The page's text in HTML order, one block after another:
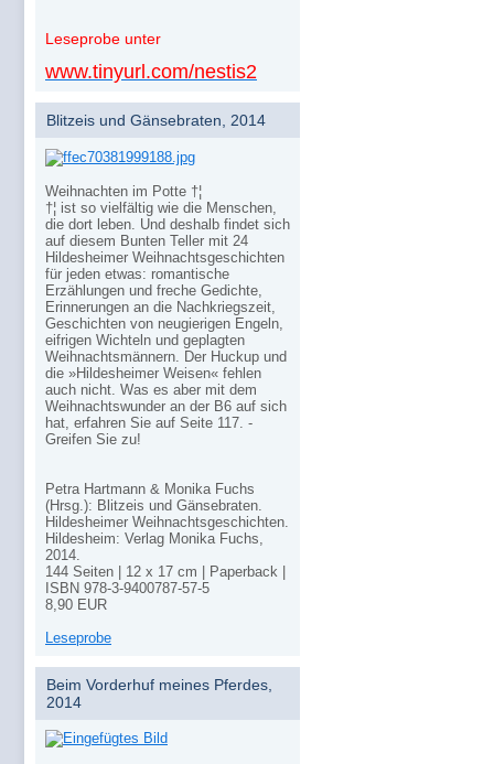
Leseprobe unter
www.tinyurl.com/nestis2
Blitzeis und Gänsebraten, 2014
Weihnachten im Potte †¦
†¦ ist so vielfältig wie die Menschen,
die dort leben. Und deshalb findet sich
auf diesem Bunten Teller mit 24
Hildesheimer Weihnachtsgeschichten
für jeden etwas: romantische
Erzählungen und freche Gedichte,
Erinnerungen an die Nachkriegszeit,
Geschichten von neugierigen Engeln,
eifrigen Wichteln und geplagten
Weihnachtsmännern. Der Huckup und
die »Hildesheimer Weisen« fehlen
auch nicht. Was es aber mit dem
Weihnachtswunder an der B6 auf sich
hat, erfahren Sie auf Seite 117. -
Greifen Sie zu!
Petra Hartmann & Monika Fuchs
(Hrsg.): Blitzeis und Gänsebraten.
Hildesheimer Weihnachtsgeschichten.
Hildesheim: Verlag Monika Fuchs,
2014.
144 Seiten | 12 x 17 cm | Paperback |
ISBN 978-3-9400787-57-5
8,90 EUR
Leseprobe
Beim Vorderhuf meines Pferdes,
2014